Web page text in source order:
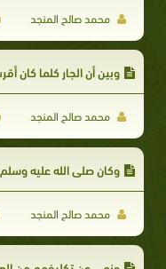
محمد صالح المنجد
وبين أن الجار كلما كان
محمد صالح المنجد
وكان صلى الله عليه وسلم
محمد صالح المنجد